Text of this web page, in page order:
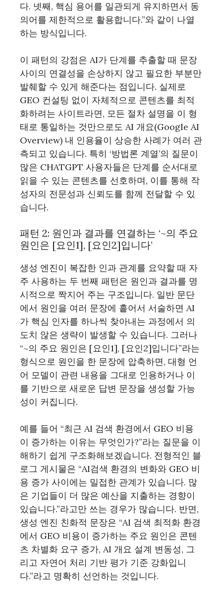
다. 넷째, 핵심 용어를 일관되게 유지하면서 동
의어를 제한적으로 활용합니다.”와 같이 나열
하는 방식입니다.
이 패턴의 강점은 AI가 단계를 추출할 때 문장
사이의 연결성을 손상하지 않고 필요한 부분만
발췌할 수 있게 해준다는 점입니다. 실제로
GEO 컨설팅 없이 자체적으로 콘텐츠를 최적
화하려는 사이트라면, 모든 절차 설명을 이 형
태로 통일하는 것만으로도 AI 개요(Google AI
Overview) 내 인용율이 상승한 사례가 여러 관
측되고 있습니다. 특히 ‘방법론 계열’의 질문이
많은 CHATGPT 사용자들은 단계를 순서대로
읽을 수 있는 콘텐츠를 선호하며, 이를 통해 작
성자의 전문성과 신뢰도를 함께 전달할 수 있
습니다.
패턴 2: 원인과 결과를 연결하는 ‘~의 주요
원인은 [요인1], [요인2]입니다’
생성 엔진이 복잡한 인과 관계를 요약할 때 자
주 사용하는 두 번째 패턴은 원인과 결과를 명
시적으로 짝지어 주는 구조입니다. 일반 문단
에서 원인을 여러 문장에 흩어서 서술하면 AI
가 핵심 인자를 하나씩 찾아내는 과정에서 의
도치 않은 생략이 발생할 수 있습니다. 그러나
“~의 주요 원인은 [요인1], [요인2]입니다”라는
형식으로 원인을 한 문장에 압축하면, 대형 언
어 모델이 관련 내용을 그대로 인용하거나 이
를 기반으로 새로운 답변 문장을 생성할 가능
성이 커집니다.
예를 들어 “최근 AI 검색 환경에서 GEO 비용
이 증가하는 이유는 무엇인가?”라는 질문을 이
해하기 쉽게 구조화해보겠습니다. 전형적인 블
로그 게시물은 “AI검색 환경의 변화와 GEO 비
용 증가 사이에는 밀접한 관계가 있습니다. 많
은 기업들이 더 많은 예산을 지출하는 경향이
있습니다.”라고만 쓰는 경우가 많습니다. 반면,
생성 엔진 친화적 문장은 “AI 검색 최적화 환경
에서 GEO 비용이 증가하는 주요 원인은 콘텐
츠 차별화 요구 증가, AI 개요 설계 변동성, 그
리고 자연어 처리 기반 평가 기준 강화입니
다.”라고 명확히 선언하는 것입니다.